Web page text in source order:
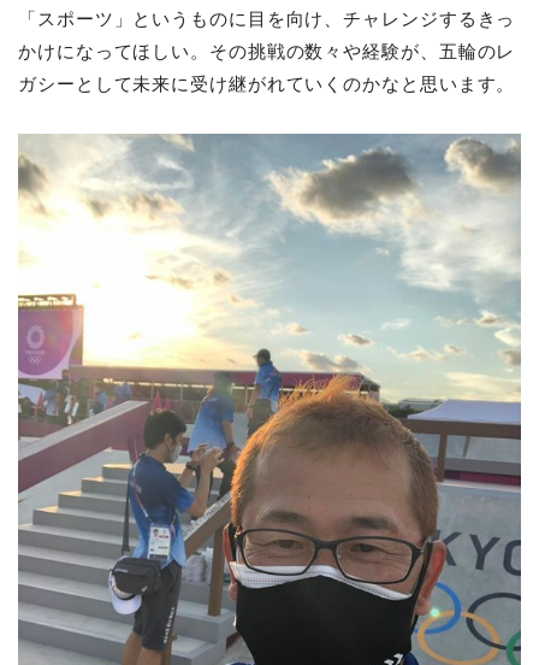
「スポーツ」というものに目を向け、チャレンジするきっ
かけになってほしい。その挑戦の数々や経験が、五輪のレ
ガシーとして未来に受け継がれていくのかなと思います。